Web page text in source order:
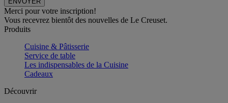
Merci pour votre inscription!
Vous recevrez bientôt des nouvelles de Le Creuset.
Produits
Cuisine & Pâtisserie
Service de table
Les indispensables de la Cuisine
Cadeaux
Découvrir